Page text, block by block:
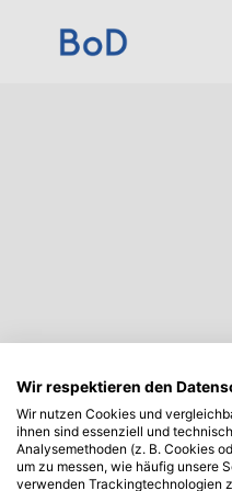
Wir respektieren den
Wir nutzen Cookies und
ihnen sind essenziell und
Analysemethoden (z. B. Cookies
um zu messen, wie häufig unsere
verwenden Trackingtechnologien